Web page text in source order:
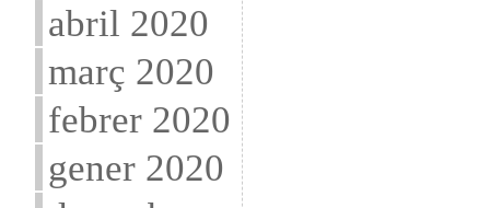
abril 2020
març 2020
febrer 2020
gener 2020